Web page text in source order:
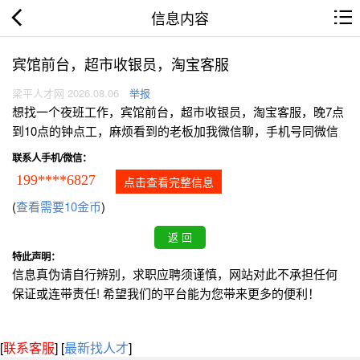
信息内容
宾馆前台，超市收银员，淘宝客服
梁平人才网 2026.08.06 举报
想找一个夜班工作，宾馆前台，超市收银员，淘宝客服，晚7点
到10点的钟点工，麻烦看到的老板加我微信聊，手机号同微信
联系人手机/微信：
199****6827 点击查看完整信息
(查看需要10金币)
特此声明：
信息真伪请自行辨别，求职应聘须谨慎，网站对此不承担任何
保证或连带责任! 希望我们的平台能为您带来更多的便利！
[联系客服] [最新找人才]